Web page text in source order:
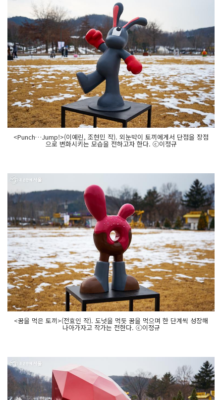
<Punch…Jump!>(이예린, 조현민 작). 외눈박이 토끼에게서 단점을 장점
으로 변화시키는 모습을 전하고자 한다. ⓒ이정규
<꿈을 먹은 토끼>(전효인 작). 도넛을 먹듯 꿈을 먹으며 한 단계씩 성장해
나아가자고 작가는 전한다. ⓒ이정규